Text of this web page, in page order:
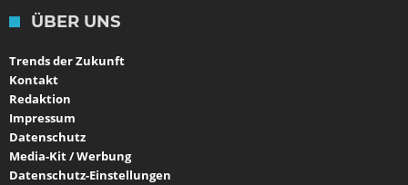
ÜBER UNS
Trends der Zukunft
Kontakt
Redaktion
Impressum
Datenschutz
Media-Kit / Werbung
Datenschutz-Einstellungen